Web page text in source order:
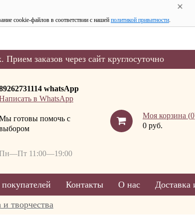
cookie-файлов в соответствии с нашей политикой приватности.
заказов через сайт круглосуточно
whatsApp
в WhatsApp
готовы помочь с
11:00—19:00
Моя корзина (0
0 руб.
Контакты О нас Доставка
творчества